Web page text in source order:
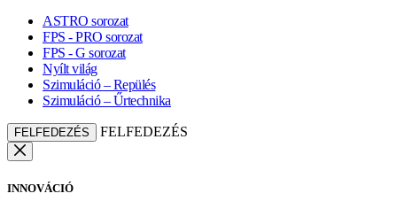
ASTRO sorozat
FPS - PRO sorozat
FPS - G sorozat
Nyílt világ
Szimuláció – Repülés
Szimuláció – Űrtechnika
FELFEDEZÉS FELFEDEZÉS
INNOVÁCIÓ